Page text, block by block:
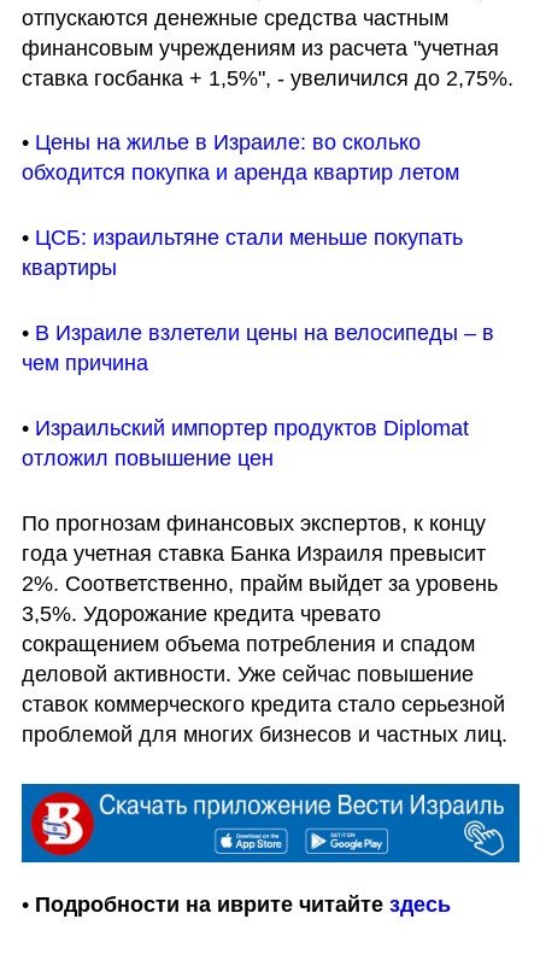
отпускаются денежные средства частным
финансовым учреждениям из расчета "учетная
ставка госбанка + 1,5%", - увеличился до 2,75%.
• Цены на жилье в Израиле: во сколько
обходится покупка и аренда квартир летом
• ЦСБ: израильтяне стали меньше покупать
квартиры
• В Израиле взлетели цены на велосипеды – в
чем причина
• Израильский импортер продуктов Diplomat
отложил повышение цен
По прогнозам финансовых экспертов, к концу
года учетная ставка Банка Израиля превысит
2%. Соответственно, прайм выйдет за уровень
3,5%. Удорожание кредита чревато
сокращением объема потребления и спадом
деловой активности. Уже сейчас повышение
ставок коммерческого кредита стало серьезной
проблемой для многих бизнесов и частных лиц.
• Подробности на иврите читайте здесь